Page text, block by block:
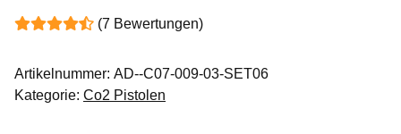
(7 Bewertungen)
Artikelnummer: AD--C07-009-03-SET06
Kategorie: Co2 Pistolen